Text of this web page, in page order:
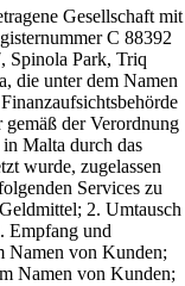
Gesellschaft mit
C 88392
Spinola Park, Triq
die unter dem Namen
der Verordnung
Malta durch das
wurde, zugelassen
Services zu
2. Umtausch
Empfang und
Namen von Kunden;
Namen von Kunden;